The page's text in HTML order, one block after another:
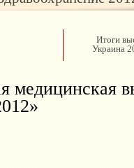
Итоги
Украина
медицинская